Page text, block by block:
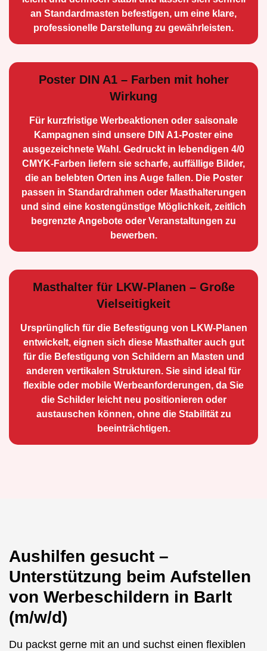
an Standard­masten befestigen, um eine klare,
professionelle Darstellung zu gewährleisten.
Poster DIN A1 – Farben mit hoher
Wirkung
Für kurzfristige Werbe­aktionen oder saisonale
Kampagnen sind unsere DIN A1-Poster eine
ausge­zeichnete Wahl. Gedruckt in lebendigen 4/0
CMYK-Farben liefern sie scharfe, auffällige Bilder,
die an belebten Orten ins Auge fallen. Die Poster
passen in Standardrahmen oder Masthalterungen
und sind eine kostengünstige Möglichkeit, zeitlich
begrenzte Angebote oder Veranstaltungen zu
bewerben.
Masthalter für LKW-Planen – Große
Vielseitigkeit
Ursprünglich für die Be­festigung von LKW-Planen
entwickelt, eignen sich diese Masthalter auch gut
für die Befestigung von Schildern an Masten und
anderen vertikalen Strukturen. Sie sind ideal für
flexible oder mobile Werbean­forderungen, da Sie
die Schilder leicht neu positio­nieren oder
austauschen können, ohne die Stabilität zu
beeinträchtigen.
Aushilfen gesucht –
Unterstützung beim Aufstellen
von Werbeschildern in Barlt
(m/w/d)
Du packst gerne mit an und suchst einen flexiblen